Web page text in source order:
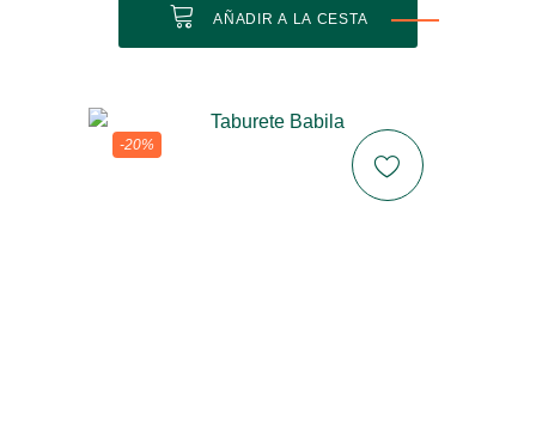
AÑADIR A LA CESTA
-20%